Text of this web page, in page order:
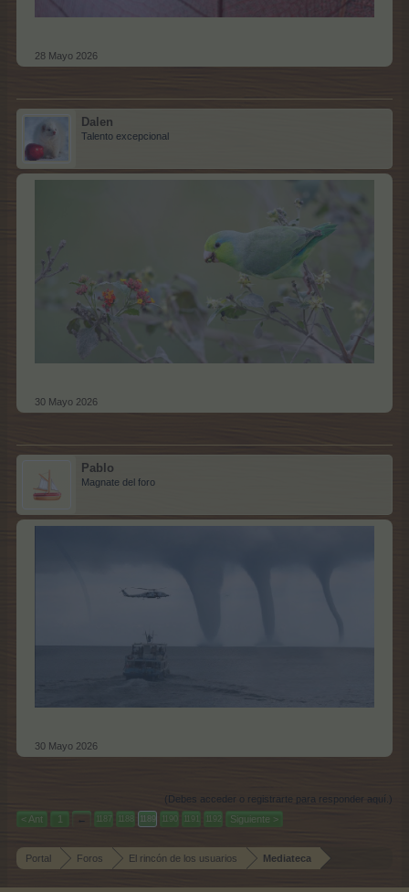
28 Mayo 2026
Dalen
Talento excepcional
30 Mayo 2026
Pablo
Magnate del foro
30 Mayo 2026
(Debes acceder o registrarte para responder aquí.)
< Ant
1 ← 1187 1188 1189 1190 1191 1192 Siguiente >
Portal Foros El rincón de los usuarios Mediateca